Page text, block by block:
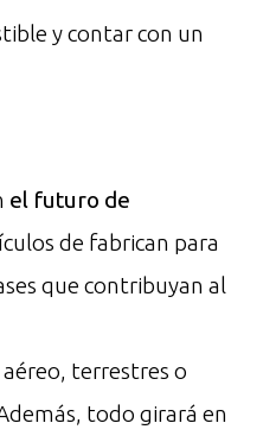
y contar con un
el futuro de
de fabrican para
que contribuyan al
terrestres o
todo girará en